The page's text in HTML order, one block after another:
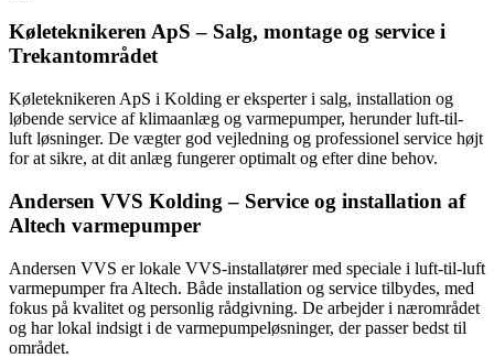
Køleteknikeren ApS – Salg, montage og service i
Trekantområdet
Køleteknikeren ApS i Kolding er eksperter i salg, installation og
løbende service af klimaanlæg og varmepumper, herunder luft-til-
luft løsninger. De vægter god vejledning og professionel service højt
for at sikre, at dit anlæg fungerer optimalt og efter dine behov.
Andersen VVS Kolding – Service og installation af
Altech varmepumper
Andersen VVS er lokale VVS-installatører med speciale i luft-til-luft
varmepumper fra Altech. Både installation og service tilbydes, med
fokus på kvalitet og personlig rådgivning. De arbejder i nærområdet
og har lokal indsigt i de varmepumpeløsninger, der passer bedst til
området.